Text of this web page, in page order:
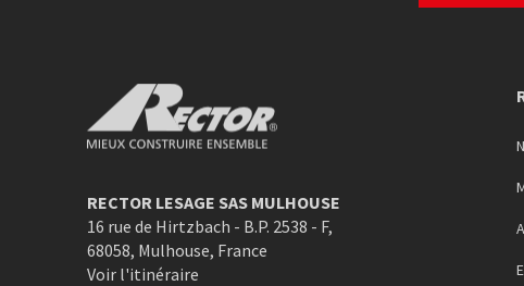
Rector Mieux construire ensemble
RECTOR LESAGE SAS MULHOUSE
16 rue de Hirtzbach - B.P. 2538 - F,
68058, Mulhouse, France
Voir l'itinéraire